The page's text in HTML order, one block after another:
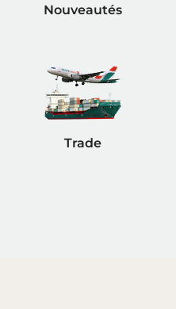
Nouveautés
Trade